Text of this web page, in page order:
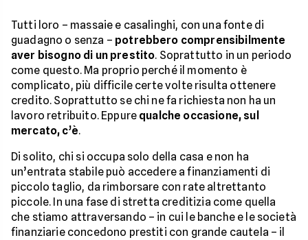
Tutti loro – massaie e casalinghi, con una fonte di
guadagno o senza – potrebbero comprensibilmente
aver bisogno di un prestito. Soprattutto in un periodo
come questo. Ma proprio perché il momento è
complicato, più difficile certe volte risulta ottenere
credito. Soprattutto se chi ne fa richiesta non ha un
lavoro retribuito. Eppure qualche occasione, sul
mercato, c’è.
Di solito, chi si occupa solo della casa e non ha
un’entrata stabile può accedere a finanziamenti di
piccolo taglio, da rimborsare con rate altrettanto
piccole. In una fase di stretta creditizia come quella
che stiamo attraversando – in cui le banche e le società
finanziarie concedono prestiti con grande cautela – il